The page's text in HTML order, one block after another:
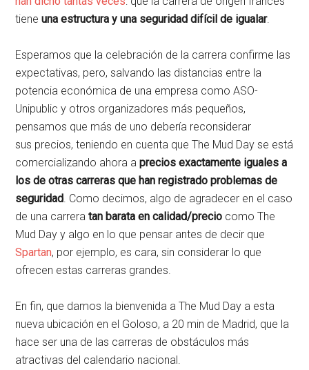
tiene una estructura y una seguridad difícil de igualar.
Esperamos que la celebración de la carrera confirme las
expectativas, pero, salvando las distancias entre la
potencia económica de una empresa como ASO-
Unipublic y otros organizadores más pequeños,
pensamos que más de uno debería reconsiderar
sus precios, teniendo en cuenta que The Mud Day se está
comercializando ahora aprecios exactamente iguales a
los de otras carreras que han registrado problemas de
seguridad. Como decimos, algo de agradecer en el caso
de una carreratan barata en calidad/precio como The
Mud Day y algo en lo que pensar antes de decir que
Spartan, por ejemplo, es cara, sin considerar lo que
ofrecen estas carreras grandes.
En fin, que damos la bienvenida a The Mud Day a esta
nueva ubicación en el Goloso, a 20 min de Madrid, que la
hace ser una de las carreras de obstáculos más
atractivas del calendario nacional.